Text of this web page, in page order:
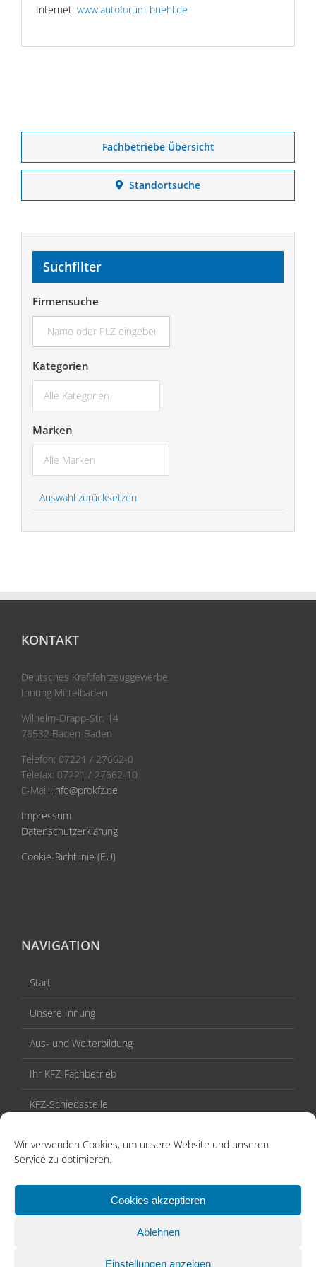
Wir verwenden Cookies, um unsere Website und unseren
Service zu optimieren.
Cookies akzeptieren
Ablehnen
Einstellungen anzeigen
Internet: www.autoforum-buehl.de
Fachbetriebe Übersicht
Standortsuche
Suchfilter
Firmensuche
Kategorien
Marken
Auswahl zurücksetzen
KONTAKT
Deutsches Kraftfahrzeuggewerbe
Innung Mittelbaden
Wilhelm-Drapp-Str. 14
76532 Baden-Baden
Telefon: 07221 / 27662-0
Telefax: 07221 / 27662-10
E-Mail: info@prokfz.de
Impressum
Datenschutzerklärung
Cookie-Richtlinie (EU)
NAVIGATION
Start
Unsere Innung
Aus- und Weiterbildung
Ihr KFZ-Fachbetrieb
KFZ-Schiedsstelle
Aktuelles